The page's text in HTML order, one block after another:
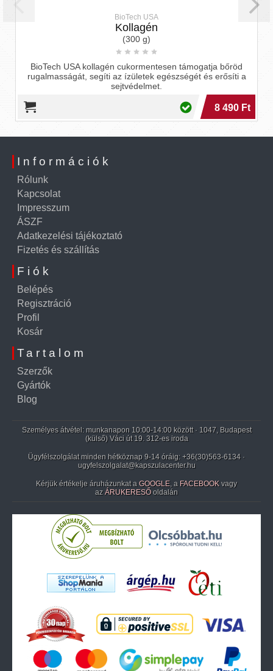
BioTech USA
Kollagén
USA kollagén cukormentesen támogatja bőröd
segíti az ízületek egészségét és erősíti a
sejtvédelmet.
8 490 Ft
Információk
Rólunk
Kapcsolat
Impresszum
ÁSZF
Adatkezelési tájékoztató
Fizetés és szállítás
Fiók
Belépés
Regisztráció
Profil
Kosár
Tartalom
Szerzők
Gyártók
Blog
Személyes átvétel: munkanapon 10:00-14:00 között · 1047, Budapest
(külső) Váci út 19. 312-es iroda
Ügyfélszolgálat minden hétköznap 9-14 óráig: +36(30)563-6134 ·
ugyfelszolgalat@kapszulacenter.hu
Kérjük értékelje áruházunkat a GOOGLE, a FACEBOOK vagy
az ÁRUKERESŐ oldalán